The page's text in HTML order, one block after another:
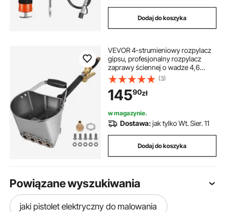
Dodaj do koszyka
VEVOR 4-strumieniowy rozpylacz
gipsu, profesjonalny rozpylacz
zaprawy ściennej o wadze 4,6
funta, pistolet natryskowy 35 x 20 x
25 cm, srebrny pistolet natryskowy
do stiuku o wadze 2,1 kg, do ścian,
sufitów, urządzenie do natrysku
zaprawy cementowej
(3)
14590zł
w magazynie.
Dostawa:jak tylko Wt. Sier. 11
Dodaj do koszyka
Powiązane wyszukiwania
jaki pistolet elektryczny do malowania